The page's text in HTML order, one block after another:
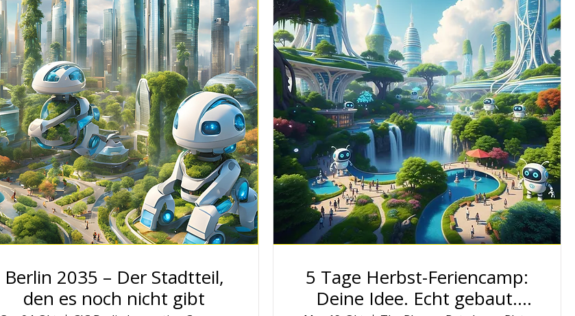
Berlin 2035 – Der Stadtteil,
den es noch nicht gibt
5 Tage Herbst-Feriencamp:
Deine Idee. Echt gebaut.